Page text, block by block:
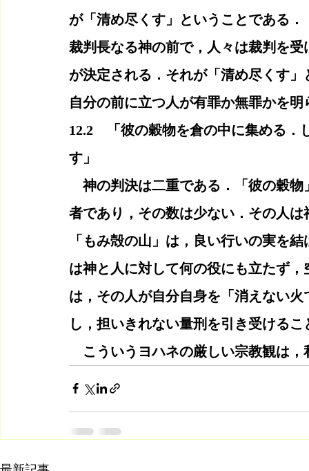
が「清め尽くす」ということである
裁判長なる神の前で，人々は裁判を
が決定される．それが「清め尽くす
自分の前に立つ人が有罪か無罪かを明
12.2　「彼の穀物を倉の中に集める
す」
神の判決は二重である．「彼の穀物
者であり，その数は少ない．その人
「もみ殻の山」は，良い行いの実を
は神と人に対して何の役にも立たず
は，その人が自分自身を「消えない
し，担いきれない量刑を引き受けるこ
こういうヨハネの厳しい宗教観は，